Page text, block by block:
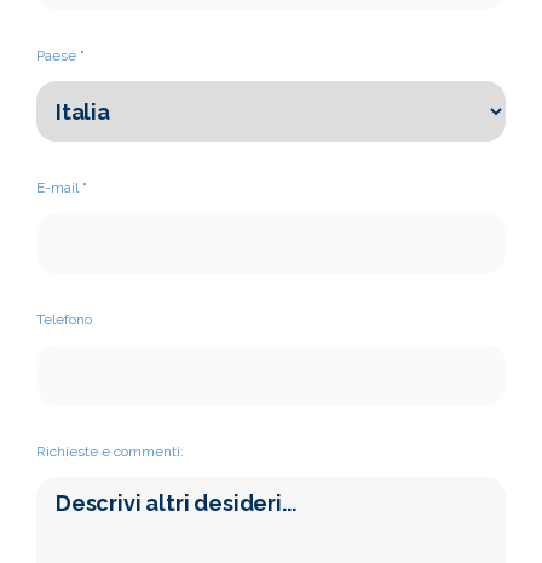
Paese *
E-mail *
Telefono
Richieste e commenti: